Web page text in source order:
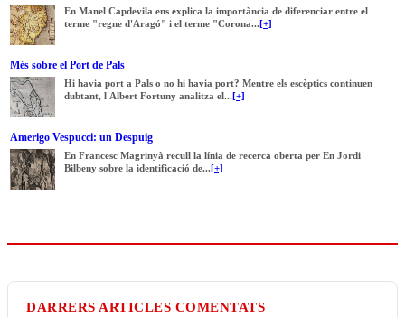
En Manel Capdevila ens explica la importància de diferenciar entre el
terme "regne d'Aragó" i el terme "Corona...[+]
Més sobre el Port de Pals
Hi havia port a Pals o no hi havia port? Mentre els escèptics continuen
dubtant, l'Albert Fortuny analitza el...[+]
Amerigo Vespucci: un Despuig
En Francesc Magrinyà recull la línia de recerca oberta per En Jordi
Bilbeny sobre la identificació de...[+]
DARRERS ARTICLES COMENTATS